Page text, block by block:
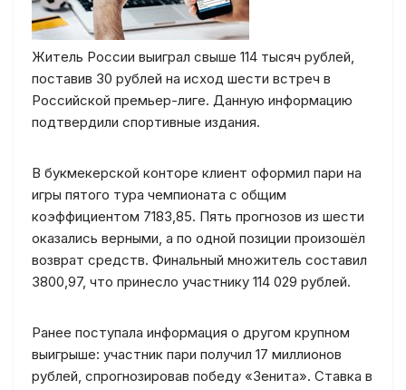
Житель России выиграл свыше 114 тысяч рублей,
поставив 30 рублей на исход шести встреч в
Российской премьер-лиге. Данную информацию
подтвердили спортивные издания.
В букмекерской конторе клиент оформил пари на
игры пятого тура чемпионата с общим
коэффициентом 7183,85. Пять прогнозов из шести
оказались верными, а по одной позиции произошёл
возврат средств. Финальный множитель составил
3800,97, что принесло участнику 114 029 рублей.
Ранее поступала информация о другом крупном
выигрыше: участник пари получил 17 миллионов
рублей, спрогнозировав победу «Зенита». Ставка в